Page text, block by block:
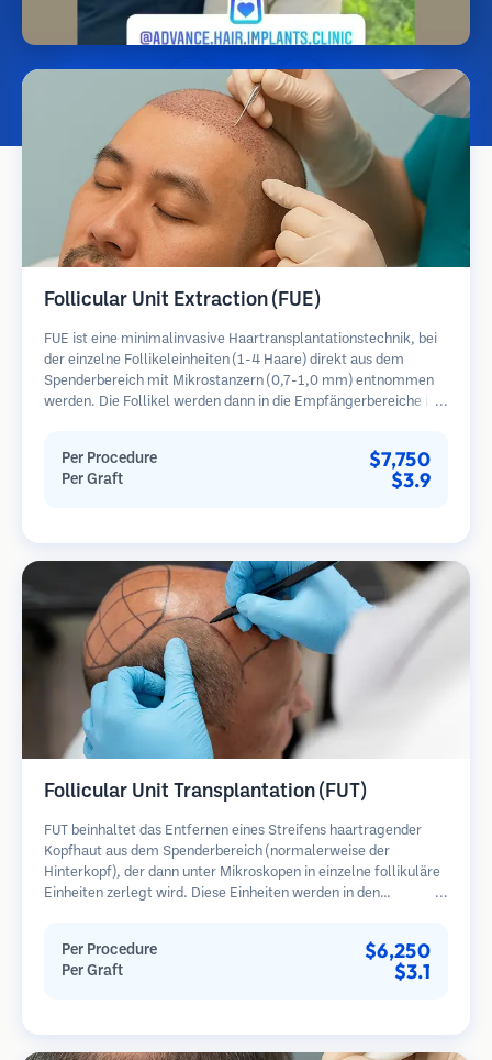
Follicular Unit Extraction (FUE)
FUE ist eine minimalinvasive Haartransplantationstechnik, bei
der einzelne Follikeleinheiten (1-4 Haare) direkt aus dem
Spenderbereich mit Mikrostanzern (0,7-1,0 mm) entnommen
werden. Die Follikel werden dann in die Empfängerbereiche in
im Vergleich zu Streifenentnahmemethoden.
Per Procedure $7,750
Per Graft $3.9
Follicular Unit Transplantation (FUT)
FUT beinhaltet das Entfernen eines Streifens haartragender
Kopfhaut aus dem Spenderbereich (normalerweise der
Hinterkopf), der dann unter Mikroskopen in einzelne follikuläre
Einheiten zerlegt wird. Diese Einheiten werden in den
eine lineare Narbe.
Per Procedure $6,250
Per Graft $3.1